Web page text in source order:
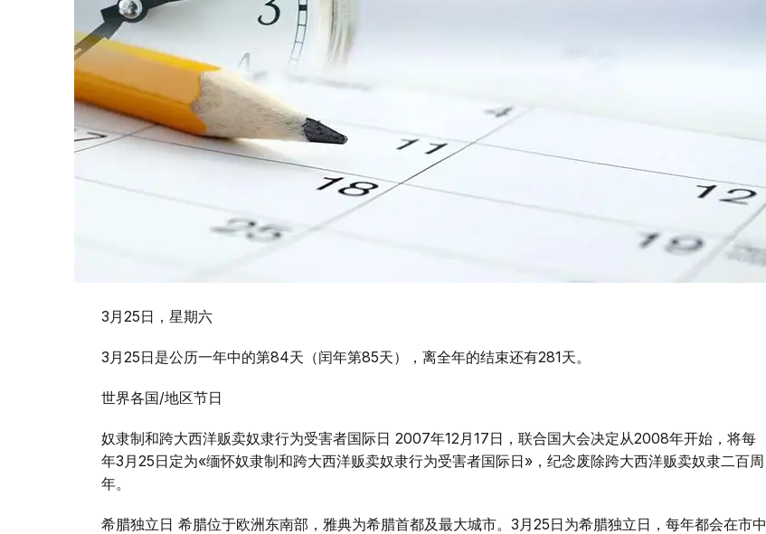
3月25日，星期六
3月25日是公历一年中的第84天（闰年第85天），离全年的结束还有281天。
世界各国/地区节日
奴隶制和跨大西洋贩卖奴隶行为受害者国际日 2007年12月17日，联合国大会决定从2008年开始，将每
年3月25日定为«缅怀奴隶制和跨大西洋贩卖奴隶行为受害者国际日»，纪念废除跨大西洋贩卖奴隶二百周
年。
希腊独立日 希腊位于欧洲东南部，雅典为希腊首都及最大城市。3月25日为希腊独立日，每年都会在市中